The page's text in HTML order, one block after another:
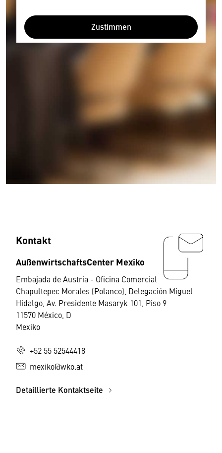
Zustimmen
Kontakt
AußenwirtschaftsCenter Mexiko
Embajada de Austria - Oficina Comercial
Chapultepec Morales (Polanco), Delegación Miguel
Hidalgo, Av. Presidente Masaryk 101, Piso 9
11570 México, D
Mexiko
+52 55 52544418
mexiko@wko.at
Detaillierte Kontaktseite